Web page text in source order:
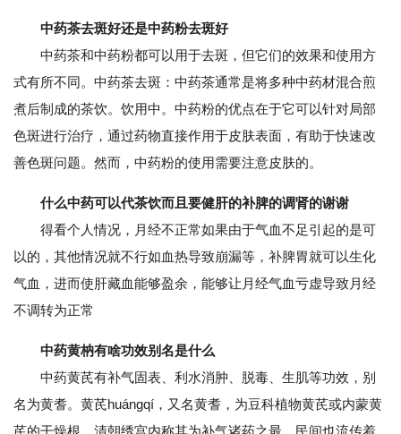
中药茶去斑好还是中药粉去斑好
中药茶和中药粉都可以用于去斑，但它们的效果和使用方
式有所不同。中药茶去斑：中药茶通常是将多种中药材混合煎
煮后制成的茶饮。饮用中。中药粉的优点在于它可以针对局部
色斑进行治疗，通过药物直接作用于皮肤表面，有助于快速改
善色斑问题。然而，中药粉的使用需要注意皮肤的。
什么中药可以代茶饮而且要健肝的补脾的调肾的谢谢
得看个人情况，月经不正常如果由于气血不足引起的是可
以的，其他情况就不行如血热导致崩漏等，补脾胃就可以生化
气血，进而使肝藏血能够盈余，能够让月经气血亏虚导致月经
不调转为正常
中药黄枘有啥功效别名是什么
中药黄芪有补气固表、利水消肿、脱毒、生肌等功效，别
名为黄耆。黄芪huángqí，又名黄耆，为豆科植物黄芪或内蒙黄
芪的干燥根。清朝绣宫内称其为补气诸药之最，民间也流传着